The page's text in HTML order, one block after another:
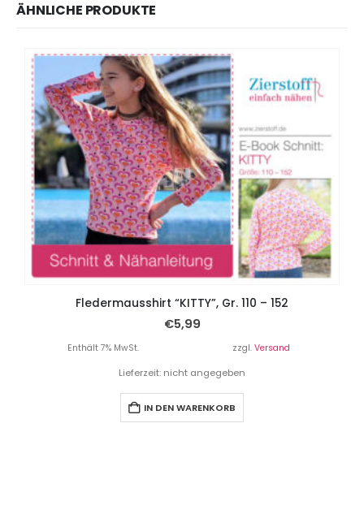
ÄHNLICHE PRODUKTE
Fledermausshirt “KITTY”, Gr. 110 – 152
€5,99
Enthält 7% MwSt. zzgl. Versand
Lieferzeit: nicht angegeben
IN DEN WARENKORB